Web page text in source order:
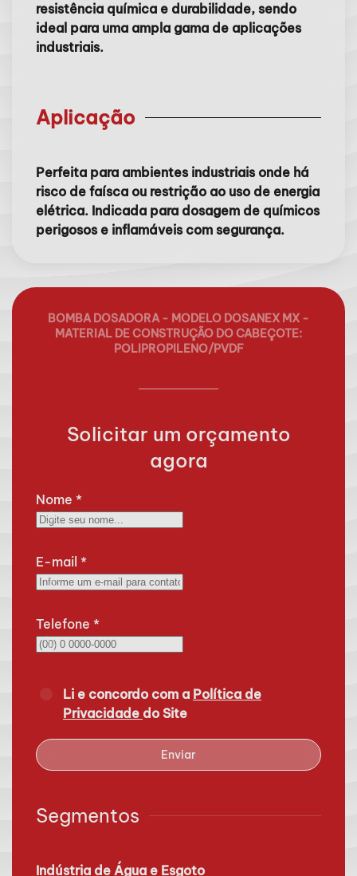
resistência química e durabilidade, sendo
ideal para uma ampla gama de aplicações
industriais.
Aplicação
Perfeita para ambientes industriais onde há
risco de faísca ou restrição ao uso de energia
elétrica. Indicada para dosagem de químicos
perigosos e inflamáveis com segurança.
BOMBA DOSADORA - MODELO DOSANEX MX -
MATERIAL DE CONSTRUÇÃO DO CABEÇOTE:
POLIPROPILENO/PVDF
Solicitar um orçamento
agora
Nome *
E-mail *
Telefone *
Li e concordo com a Política de
Privacidade do Site
Enviar
Segmentos
Indústria de Água e Esgoto